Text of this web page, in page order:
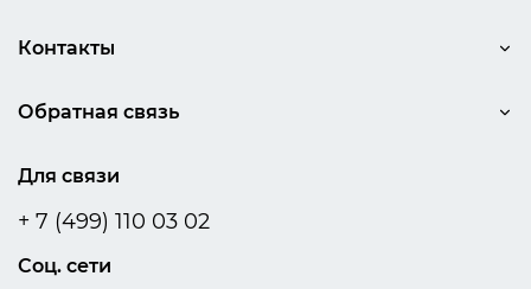
Контакты
Для связи
+ 7 (499) 110 03 02
Соц. сети
Обратная связь